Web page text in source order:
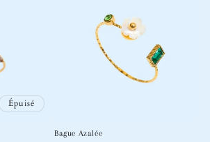
Épuisé
Bague Azalée